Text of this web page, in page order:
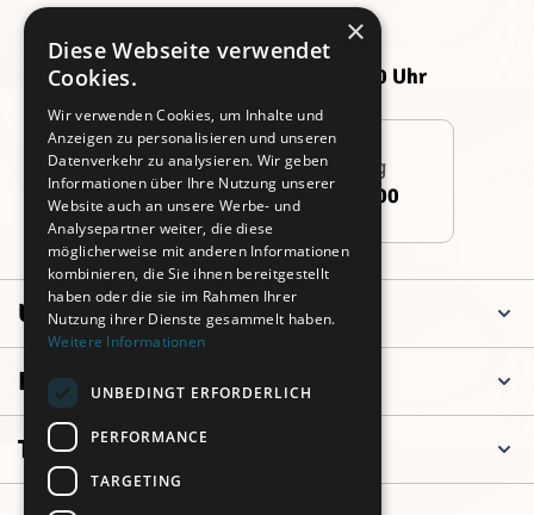
Kundenservice
Montag -
Donnerstag:
09:00 - 16:00 Uhr
Freitag:
09:00 - 14:00 Uhr
Persönliche Beratung
+49 (0)911 3260 6700
Unternehmen
Informationen
Top Kategorien
×
Diese Webseite verwendet
Cookies.
Wir verwenden Cookies, um Inhalte und
Anzeigen zu personalisieren und unseren
Datenverkehr zu analysieren. Wir geben
Informationen über Ihre Nutzung unserer
Website auch an unsere Werbe- und
Analysepartner weiter, die diese
möglicherweise mit anderen Informationen
kombinieren, die Sie ihnen bereitgestellt
haben oder die sie im Rahmen Ihrer
Nutzung ihrer Dienste gesammelt haben.
Weitere Informationen
UNBEDINGT ERFORDERLICH
PERFORMANCE
TARGETING